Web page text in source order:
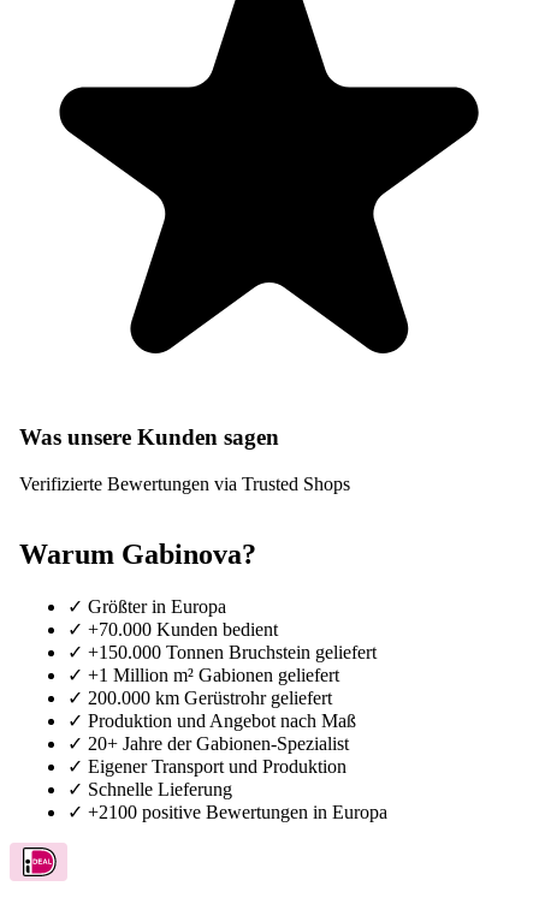
Was unsere Kunden sagen
Verifizierte Bewertungen via Trusted Shops
Warum Gabinova?
✓ Größter in Europa
✓ +70.000 Kunden bedient
✓ +150.000 Tonnen Bruchstein geliefert
✓ +1 Million m² Gabionen geliefert
✓ 200.000 km Gerüstrohr geliefert
✓ Produktion und Angebot nach Maß
✓ 20+ Jahre der Gabionen-Spezialist
✓ Eigener Transport und Produktion
✓ Schnelle Lieferung
✓ +2100 positive Bewertungen in Europa